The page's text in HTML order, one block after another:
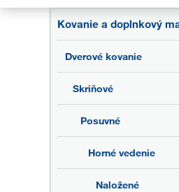
Kovanie a doplnkový
Dverové kovanie
Skriňové
Posuvné
Horné vedenie
Naložené